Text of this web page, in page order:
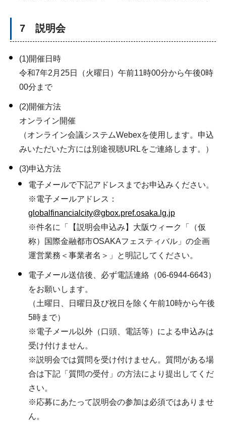
7 説明会
(1)開催日時
令和7年2月25日（火曜日）午前11時00分から午後0時
00分まで
(2)開催方法
オンライン開催
（オンライン会議システムWebexを使用します。申込
みいただいた方には別途視聴URLをご連絡します。）
(3)申込方法
電子メールで下記アドレスまでお申込みください。
※電子メールアドレス：
globalfinancialcity@gbox.pref.osaka.lg.jp
※件名に「【説明会申込み】大阪ウィーク「（仮
称）国際金融都市OSAKAフェスティバル」の企画
運営業務＜事業者名＞」と明記してください。
電子メール送信後、必ず電話連絡（06-6944-6643）
をお願いします。
（土曜日、日曜日及び祝日を除く午前10時から午後
5時まで）
※電子メール以外（口頭、電話等）による申込みは
受け付けません。
※説明会では質問を受け付けません。質問がある場
合は下記「質問の受付」の方法により提出してくだ
さい。
※応募にあたって説明会の参加は必須ではありませ
ん。